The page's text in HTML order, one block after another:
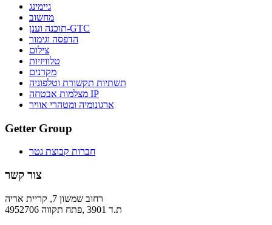
גיימינג
מחשוב
תוכנה וענן-GTC
הדפסה וגימור
צילום
טלוויזיות
מקרנים
תשתיות תקשורת וטלפוניה
מצלמות אבטחה IP
ארגונומיה ומטהרי אוויר
Getter Group
חברות קבוצת גטר
צור קשר
רחוב שמשון 7, קריית אריה
ת.ד 3901 ,פתח תקווה 4952706